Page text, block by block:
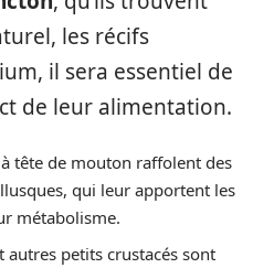
les récifs
il sera essentiel de
de leur alimentation.
tête de mouton raffolent des
qui leur apportent les
métabolisme.
autres petits crustacés sont